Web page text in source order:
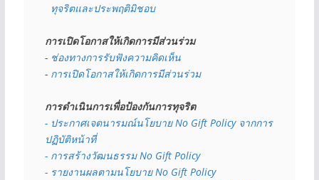
  ทุจริตและประพฤติมิชอบ
การเปิดโอกาสให้เกิดการมีส่วนร่วม
- ช่องทางการรับฟังความคิดเห็น
- การเปิดโอกาสให้เกิดการมีส่วนร่วม
การดำเนินการเพื่อป้องกันการทุจริต
- ประกาศเจตนารมณ์นโยบาย No Gift Policy จากการ
ปฏิบัติหน้าที่
- การสร้างวัฒนธรรม No Gift Policy
- รายงานผลตามนโยบาย No Gift Policy